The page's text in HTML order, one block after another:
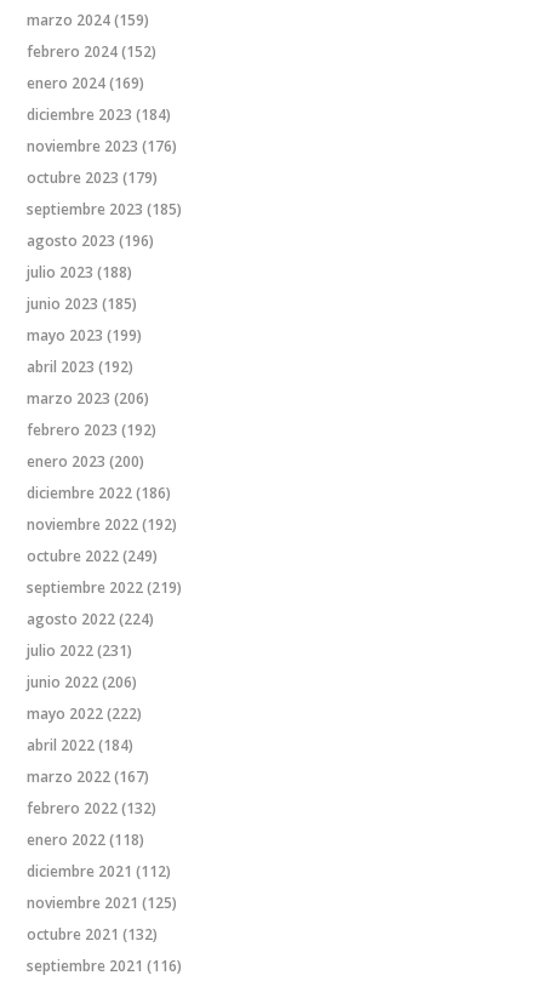
marzo 2024(159)
febrero 2024(152)
enero 2024(169)
diciembre 2023 (184)
noviembre 2023 (176)
octubre 2023 (179)
septiembre 2023 (185)
agosto 2023 (196)
julio 2023 (188)
junio 2023 (185)
mayo 2023 (199)
abril 2023 (192)
marzo 2023 (206)
febrero 2023 (192)
enero 2023 (200)
diciembre 2022(186)
noviembre 2022(192)
octubre 2022(249)
septiembre 2022(219)
agosto 2022(224)
julio 2022(231)
junio 2022(206)
mayo 2022(222)
abril 2022(184)
marzo 2022(167)
febrero 2022(132)
enero 2022(118)
diciembre 2021 (112)
noviembre 2021 (125)
octubre 2021 (132)
septiembre 2021 (116)